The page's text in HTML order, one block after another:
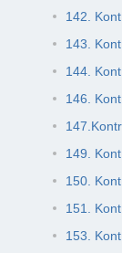
142.
143.
144.
146.
149.
150.
151.
153.